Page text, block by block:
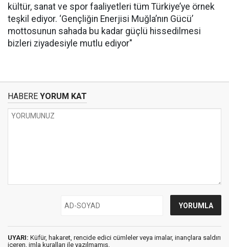
kültür, sanat ve spor faaliyetleri tüm Türkiye’ye örnek
teşkil ediyor. ‘Gençliğin Enerjisi Muğla’nın Gücü’
mottosunun sahada bu kadar güçlü hissedilmesi
bizleri ziyadesiyle mutlu ediyor"
HABERE YORUM KAT
UYARI: Küfür, hakaret, rencide edici cümleler veya imalar, inançlara saldırı
içeren, imla kuralları ile yazılmamış,